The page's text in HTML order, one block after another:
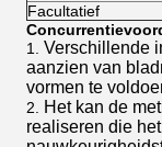
Facultatief
1. Verschillende
aanzien van
vormen te
2.
Het kan de
realiseren die